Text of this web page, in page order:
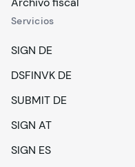
Servicios
SIGN DE
DSFINVK DE
SUBMIT DE
SIGN AT
SIGN ES